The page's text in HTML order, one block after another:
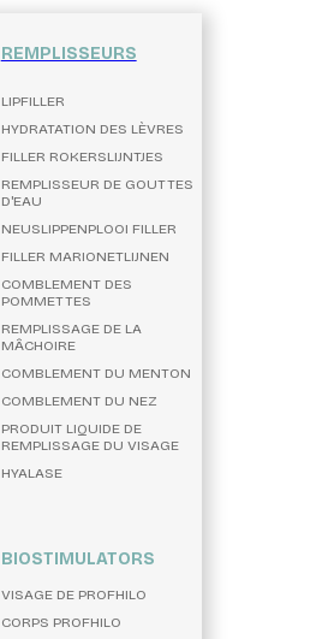
REMPLISSEURS
LIPFILLER
HYDRATATION DES LÈVRES
FILLER ROKERSLIJNTJES
REMPLISSEUR DE GOUTTES
D'EAU
NEUSLIPPENPLOOI FILLER
FILLER MARIONETLIJNEN
COMBLEMENT DES
POMMETTES
REMPLISSAGE DE LA
MÂCHOIRE
COMBLEMENT DU MENTON
COMBLEMENT DU NEZ
PRODUIT LIQUIDE DE
REMPLISSAGE DU VISAGE
HYALASE
BIOSTIMULATORS
VISAGE DE PROFHILO
CORPS PROFHILO